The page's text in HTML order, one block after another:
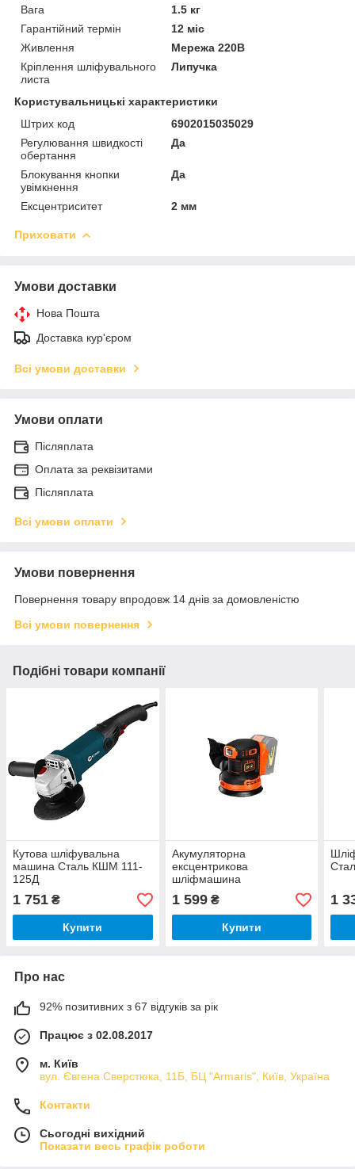
Вага
1.5 кг
Гарантійний термін
12 міс
Живлення
Мережа 220В
Кріплення шліфувального
листа
Липучка
Користувальницькі характеристики
Штрих код
6902015035029
Регулювання швидкості
обертання
Да
Блокування кнопки
увімкнення
Да
Ексцентриситет 2 мм
Приховати
Умови доставки
Нова Пошта
Доставка кур'єром
Всі умови доставки
Умови оплати
Післяплата
Оплата за реквізитами
Післяплата
Всі умови оплати
Умови повернення
Повернення товару впродовж 14 днів за домовленістю
Всі умови повернення
Подібні товари компанії
Кутова шліфувальна
машина Сталь КШМ 111-
125Д
1 751 ₴
Купити
Акумуляторна
ексцентрикова
шліфмашина
OSC18/125BL, 18 В, 125
мм, безщіткова, каркас
GTM
1 599₴
Купити
1
Про нас
92% позитивних з 67 відгуків за рік
Працює з 02.08.2017
м. Київ
вул. Євгена Сверстюка, 11Б, БЦ "Armaris", Київ, Україна
Контакти
Сьогодні вихідний
Показати весь графік роботи